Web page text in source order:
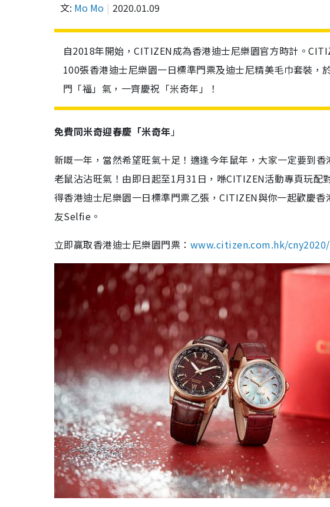
文: Mo Mo 2020.01.09
自2018年開始，CITIZEN成為香港迪士尼樂園官方時計。
100張香港迪士尼樂園一日標準門票及迪士尼精美毛巾套裝
門「福」氣，一齊慶祝「米奇年」！
免費同米奇迎春慶「米奇年」
新嘅一年，當然希望旺氣十足！適逢今年鼠年，大家一定要到
老鼠沾沾旺氣！由即日起至1月31日，喺CITIZEN活動專頁玩
得香港迪士尼樂園一日標準門票乙張，CITIZEN與你一起歡慶
友Selfie。
立即贏取香港迪士尼樂園門票： www.citizen.com.hk/cny2020/